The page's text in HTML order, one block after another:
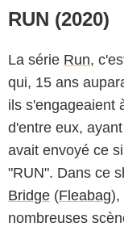
RUN (2020)
La série Run,
qui, 15 ans
ils s'engageaient
d'entre eux,
avait envoyé ce
"RUN". Dans ce
Bridge (Fleabag),
nombreuses